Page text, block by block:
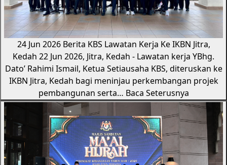
24 Jun 2026 Berita KBS Lawatan Kerja Ke IKBN Jitra,
Kedah 22 Jun 2026, Jitra, Kedah - Lawatan kerja YBhg.
Dato’ Rahimi Ismail, Ketua Setiausaha KBS, diteruskan ke
IKBN Jitra, Kedah bagi meninjau perkembangan projek
pembangunan serta… Baca Seterusnya